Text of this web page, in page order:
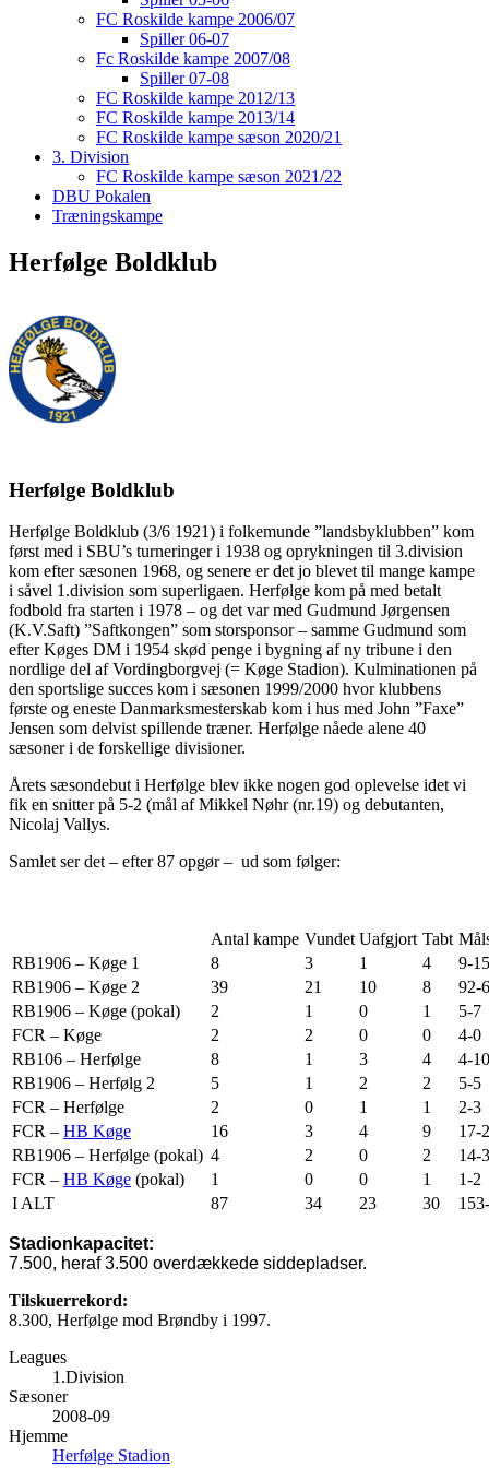
FC Roskilde kampe 2006/07
Spiller 06-07
Fc Roskilde kampe 2007/08
Spiller 07-08
FC Roskilde kampe 2012/13
FC Roskilde kampe 2013/14
FC Roskilde kampe sæson 2020/21
3. Division
FC Roskilde kampe sæson 2021/22
DBU Pokalen
Træningskampe
Herfølge Boldklub
Herfølge Boldklub
Herfølge Boldklub (3/6 1921) i folkemunde ”landsbyklubben” kom
først med i SBU’s turneringer i 1938 og oprykningen til 3.division
kom efter sæsonen 1968, og senere er det jo blevet til mange kampe
i såvel 1.division som superligaen. Herfølge kom på med betalt
fodbold fra starten i 1978 – og det var med Gudmund Jørgensen
(K.V.Saft) ”Saftkongen” som storsponsor – samme Gudmund som
efter Køges DM i 1954 skød penge i bygning af ny tribune i den
nordlige del af Vordingborgvej (= Køge Stadion). Kulminationen på
den sportslige succes kom i sæsonen 1999/2000 hvor klubbens
første og eneste Danmarksmesterskab kom i hus med John ”Faxe”
Jensen som delvist spillende træner. Herfølge nåede alene 40
sæsoner i de forskellige divisioner.
Årets sæsondebut i Herfølge blev ikke nogen god oplevelse idet vi
fik en snitter på 5-2 (mål af Mikkel Nøhr (nr.19) og debutanten,
Nicolaj Vallys.
Samlet ser det – efter 87 opgør – ud som følger:
Antal kampe Vundet Uafgjort Tabt
RB1906 – Køge 1
8 3 1 4
9-15
RB1906 – Køge 2
39 21 10 8
92-
RB1906 – Køge (pokal)
2 1 0 1
5-7
FCR – Køge
2 2 0 0
4-0
RB106 – Herfølge
8 1 3 4
4-10
RB1906 – Herfølg 2
5 1 2 2
5-5
FCR – Herfølge
2 0 1 1
2-3
FCR – HB Køge 16 3 4 9
17-
RB1906 – Herfølge (pokal) 4 2 0 2
14-3
FCR – HB Køge (pokal) 1 0 0 1
1-2
I ALT
87 34 23 30
Stadionkapacitet:
7.500, heraf 3.500 overdækkede siddepladser.
Tilskuerrekord:
8.300, Herfølge mod Brøndby i 1997.
Leagues
1.Division
Sæsoner
2008-09
Hjemme
Herfølge Stadion